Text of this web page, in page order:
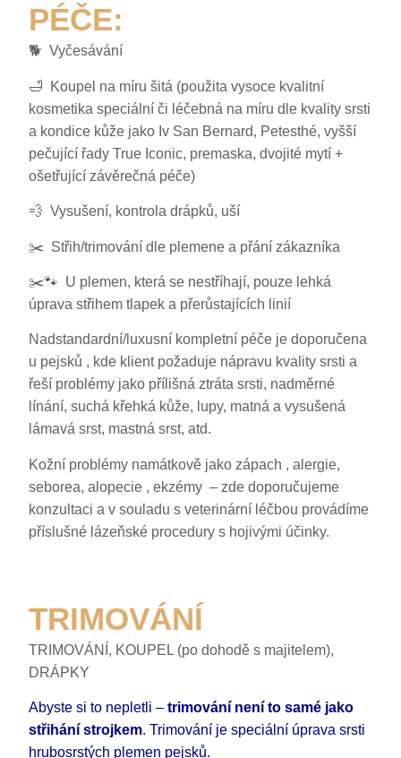
PÉČE:
🐕 Vyčesávání
🛁 Koupel na míru šitá (použita vysoce kvalitní
kosmetika speciální či léčebná na míru dle kvality srsti
a kondice kůže jako Iv San Bernard, Petesthé, vyšší
pečující řady True Iconic, premaska, dvojité mytí +
ošetřující závěrečná péče)
💨 Vysušení, kontrola drápků, uší
✂️ Střih/trimování dle plemene a přání zákazníka
✂️🐾 U plemen, která se nestříhají, pouze lehká
úprava střihem tlapek a přerůstajících linií
Nadstandardní/luxusní kompletní péče je doporučena
u pejsků , kde klient požaduje nápravu kvality srsti a
řeší problémy jako přílišná ztráta srsti, nadměrné
línání, suchá křehká kůže, lupy, matná a vysušená
lámavá srst, mastná srst, atd.
Kožní problémy namátkově jako zápach , alergie,
seborea, alopecie , ekzémy – zde doporučujeme
konzultaci a v souladu s veterinární léčbou provádíme
příslušné lázeňské procedury s hojivými účinky.
TRIMOVÁNÍ
TRIMOVÁNÍ, KOUPEL (po dohodě s majitelem),
DRÁPKY
Abyste si to nepletli – trimování není to samé jako
střihání strojkem. Trimování je speciální úprava srsti
hrubosrstých plemen pejsků.